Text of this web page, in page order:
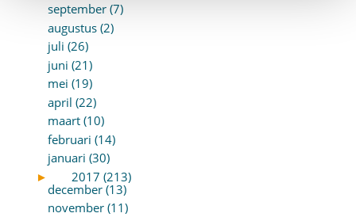
september (7)
augustus (2)
juli (26)
juni (21)
mei (19)
april (22)
maart (10)
februari (14)
januari (30)
►
2017 (213)
december (13)
november (11)